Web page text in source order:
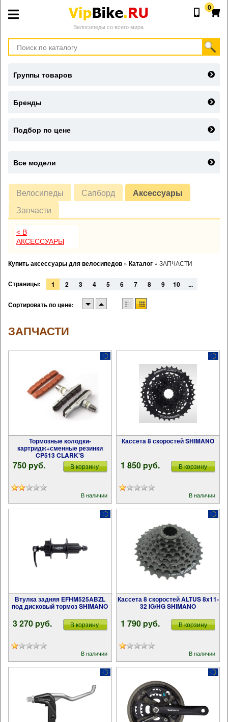
Велосипеды со всего мира
0
Велосипеды Сапборд
Аксессуары
Запчасти
< В
АКСЕССУАРЫ
Купить аксессуары для велосипедов » Каталог » ЗАПЧАСТИ
Страницы: 1 2 3 4 5 6 7 8 9 10 ...
Сортировать по цене:
ЗАПЧАСТИ
Тормозные колодки-
картридж+сменные резинки
CP513 CLARK'S
750 pуб. В корзину
В наличии
Кассета 8 скоростей SHIMANO
1 850 pуб. В корзину
В наличии
Втулка задняя EFHM525ABZL
под дисковый тормоз SHIMANO
3 270 pуб. В корзину
В наличии
Кассета 8 скоростей ALTUS 8х11-
32 IG/HG SHIMANO
1 790 pуб. В корзину
В наличии
Группы товаров
Бренды
Подбор по цене
Все модели